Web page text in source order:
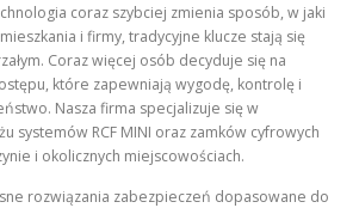
coraz szybciej zmienia sposób, w jaki
i firmy, tradycyjne klucze stają się
Coraz więcej osób decyduje się na
które zapewniają wygodę, kontrolę i
Nasza firma specjalizuje się w
systemów RCF MINI oraz zamków cyfrowych
i okolicznych miejscowościach.
rozwiązania zabezpieczeń dopasowane do